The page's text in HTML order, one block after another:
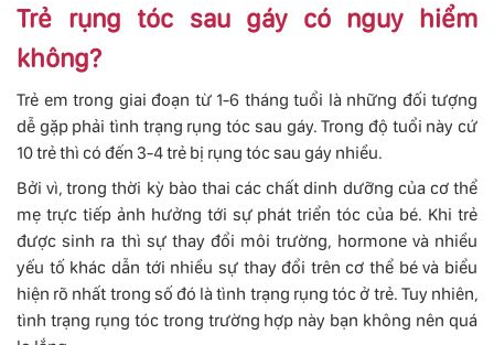
Trẻ rụng tóc sau gáy có nguy hiểm
không?
Trẻ em trong giai đoạn từ 1-6 tháng tuổi là những đối tượng
dễ gặp phải tình trạng rụng tóc sau gáy. Trong độ tuổi này cứ
10 trẻ thì có đến 3-4 trẻ bị rụng tóc sau gáy nhiều.
Bởi vì, trong thời kỳ bào thai các chất dinh dưỡng của cơ thể
mẹ trực tiếp ảnh hưởng tới sự phát triển tóc của bé. Khi trẻ
được sinh ra thì sự thay đổi môi trường, hormone và nhiều
yếu tố khác dẫn tới nhiều sự thay đổi trên cơ thể bé và biểu
hiện rõ nhất trong số đó là tình trạng rụng tóc ở trẻ. Tuy nhiên,
tình trạng rụng tóc trong trường hợp này bạn không nên quá